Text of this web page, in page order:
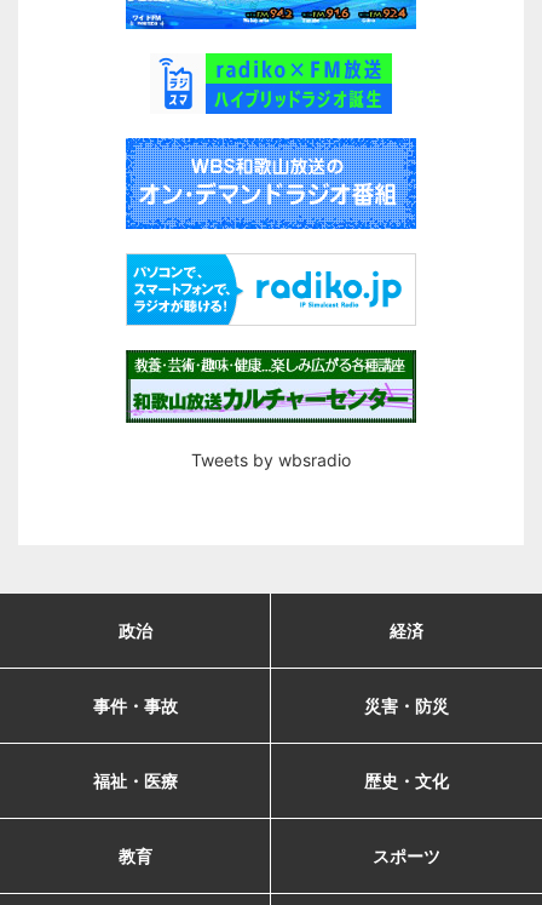
Tweets by wbsradio
政治 経済
事件・事故 災害・防災
福祉・医療 歴史・文化
教育 スポーツ